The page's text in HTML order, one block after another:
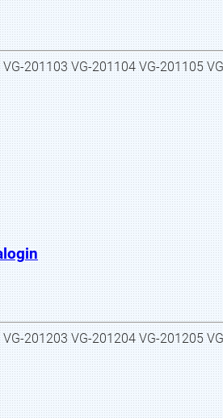
201103 VG-201104 VG-201105
201203 VG-201204 VG-201205